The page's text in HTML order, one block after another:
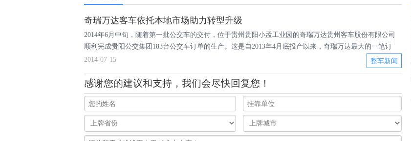
奇瑞万达客车依托本地市场助力转型升级
2014年6月中旬，随着第一批公交车的交付，位于贵州贵阳小孟工业园的奇瑞万达贵州客车股份有限公司
顺利完成贵阳公交集团183台公交车订单的生产。这是自2013年4月底投产以来，奇瑞万达最大的一笔订
单。
2014-07-15 整车新闻
感谢您的建议和支持，我们会尽快回复您！